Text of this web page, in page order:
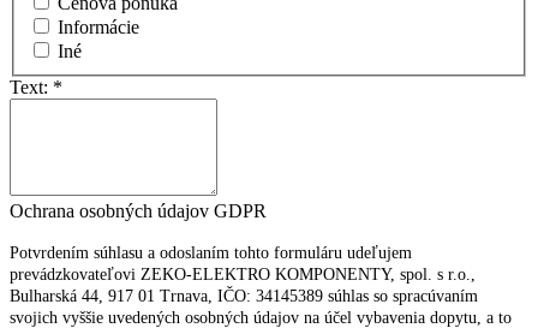
Informácie
Iné
Text: *
Ochrana osobných údajov GDPR
Potvrdením súhlasu a odoslaním tohto formuláru udeľujem
prevádzkovateľovi ZEKO-ELEKTRO KOMPONENTY, spol. s r.o.,
Bulharská 44, 917 01 Trnava, IČO: 34145389 súhlas so spracúvaním
svojich vyššie uvedených osobných údajov na účel vybavenia dopytu, a to